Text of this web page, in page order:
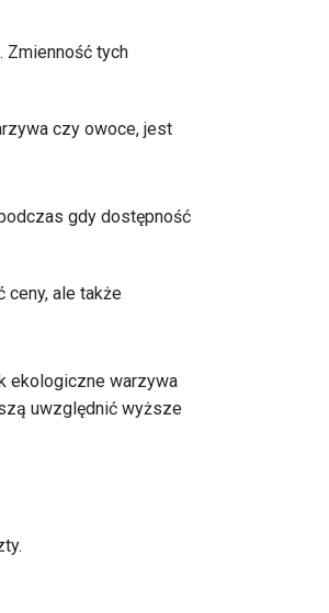
Zmienność tych
czy owoce, jest
gdy dostępność
ceny, ale także
ekologiczne warzywa
uwzględnić wyższe